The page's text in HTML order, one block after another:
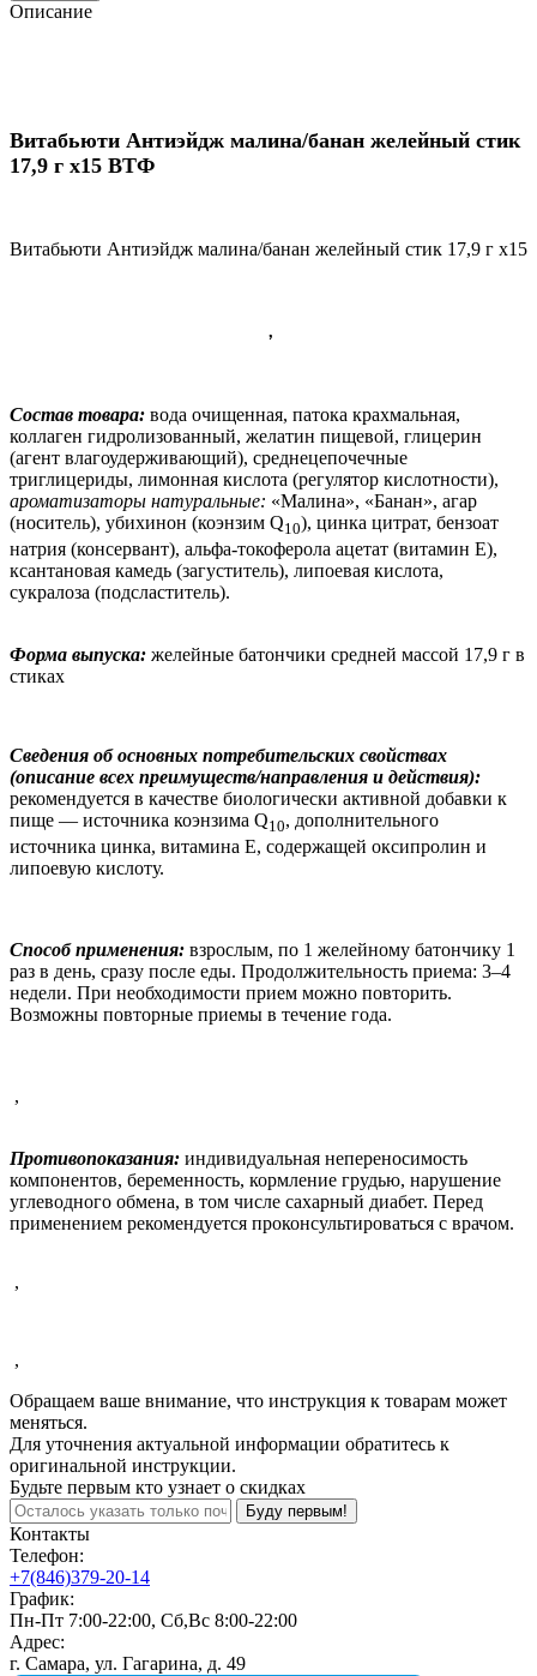
Описание
Витабьюти Антиэйдж малина/банан желейный стик
17,9 г x15 ВТФ
Витабьюти Антиэйдж малина/банан желейный стик 17,9 г x15
,
Состав товара: вода очищенная, патока крахмальная,
коллаген гидролизованный, желатин пищевой, глицерин
(агент влагоудерживающий), среднецепочечные
триглицериды, лимонная кислота (регулятор кислотности),
ароматизаторы натуральные: «Малина», «Банан», агар
(носитель), убихинон (коэнзим Q10), цинка цитрат, бензоат
натрия (консервант), альфа-токоферола ацетат (витамин Е),
ксантановая камедь (загуститель), липоевая кислота,
сукралоза (подсластитель).
Форма выпуска: желейные батончики средней массой 17,9 г в
стиках
Сведения об основных потребительских свойствах
(описание всех преимуществ/направления и действия):
рекомендуется в качестве биологически активной добавки к
пище — источника коэнзима Q10, дополнительного
источника цинка, витамина Е, содержащей оксипролин и
липоевую кислоту.
Способ применения: взрослым, по 1 желейному батончику 1
раз в день, сразу после еды. Продолжительность приема: 3–4
недели. При необходимости прием можно повторить.
Возможны повторные приемы в течение года.
,
Противопоказания: индивидуальная непереносимость
компонентов, беременность, кормление грудью, нарушение
углеводного обмена, в том числе сахарный диабет. Перед
применением рекомендуется проконсультироваться с врачом.
,
,
Обращаем ваше внимание, что инструкция к товарам может
меняться.
Для уточнения актуальной информации обратитесь к
оригинальной инструкции.
Будьте первым кто узнает о скидках
Буду первым!
Контакты
Телефон:
+7(846)379-20-14
График:
Пн-Пт 7:00-22:00, Сб,Вс 8:00-22:00
Адрес:
г. Самара, ул. Гагарина, д. 49